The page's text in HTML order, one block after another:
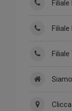
Filiale
Filiale
Filiale